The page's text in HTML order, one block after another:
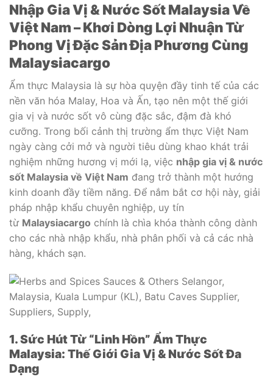
Nhập Gia Vị & Nước Sốt Malaysia Về
Việt Nam – Khơi Dòng Lợi Nhuận Từ
Phong Vị Đặc Sản Địa Phương Cùng
Malaysiacargo
Ẩm thực Malaysia là sự hòa quyện đầy tinh tế của các
nền văn hóa Malay, Hoa và Ấn, tạo nên một thế giới
gia vị và nước sốt vô cùng đặc sắc, đậm đà khó
cưỡng. Trong bối cảnh thị trường ẩm thực Việt Nam
ngày càng cởi mở và người tiêu dùng khao khát trải
nghiệm những hương vị mới lạ, việc nhập gia vị & nước
sốt Malaysia về Việt Nam đang trở thành một hướng
kinh doanh đầy tiềm năng. Để nắm bắt cơ hội này, giải
pháp nhập khẩu chuyên nghiệp, uy tín
từ Malaysiacargo chính là chìa khóa thành công dành
cho các nhà nhập khẩu, nhà phân phối và cả các nhà
hàng, khách sạn.
1. Sức Hút Từ “Linh Hồn” Ẩm Thực
Malaysia: Thế Giới Gia Vị & Nước Sốt Đa
Dạng